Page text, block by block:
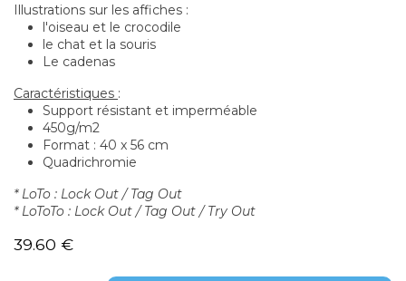
Illustrations sur les affiches :
l'oiseau et le crocodile
le chat et la souris
Le cadenas
Caractéristiques :
Support résistant et imperméable
450g/m2
Format : 40 x 56 cm
Quadrichromie
* LoTo : Lock Out / Tag Out
* LoToTo : Lock Out / Tag Out / Try Out
39.60 €